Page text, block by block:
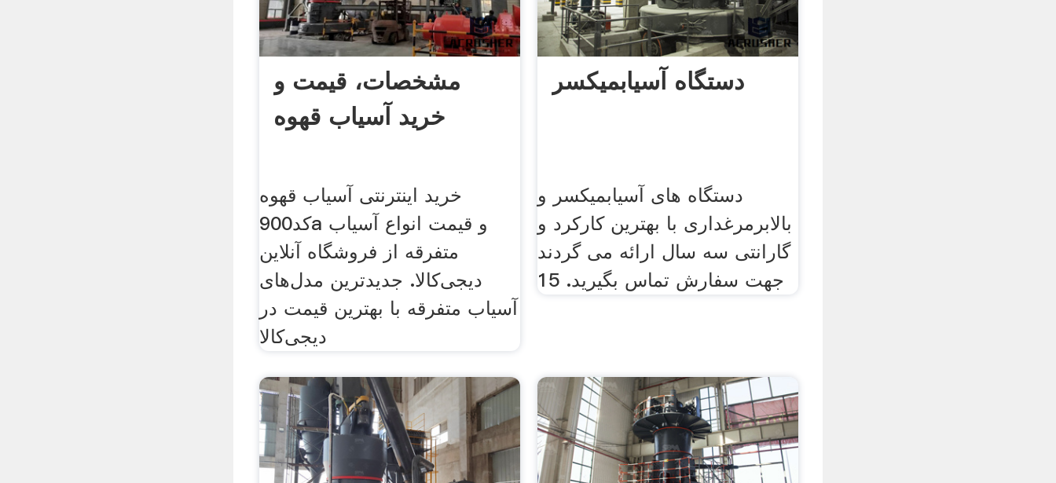
مشخصات، قیمت و
خرید آسیاب قهوه
خرید اینترنتی آسیاب قهوه
کد900a و قیمت انواع آسیاب
متفرقه از فروشگاه آنلاین
دیجی‌کالا. جدیدترین مدل‌های
آسیاب متفرقه با بهترین قیمت در
دیجی‌کالا
دستگاه آسیابمیکسر
دستگاه های آسیابمیکسر و
بالابرمرغداری با بهترین کارکرد و
گارانتی سه سال ارائه می گردند
جهت سفارش تماس بگیرید. 15